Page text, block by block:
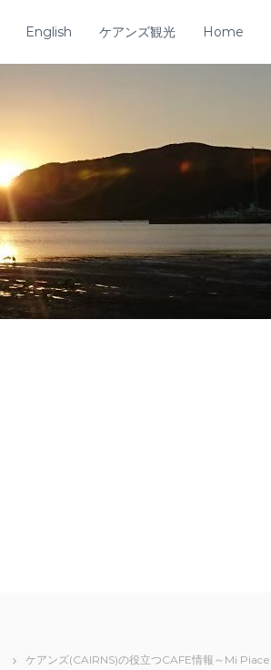
English ケアンズ観光 Home
ケアンズ(CAIRNS)の役立つCAFE情報～Mi